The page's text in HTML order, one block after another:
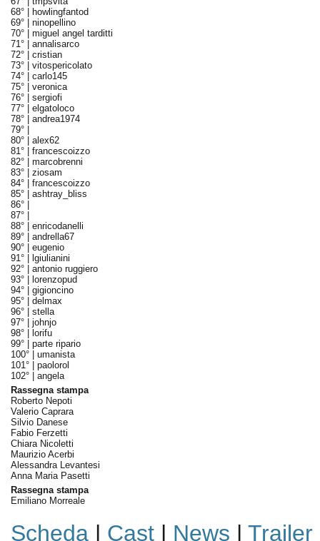
68° |
howlingfantod
69° | ninopellino
70° | miguel angel tarditti
71° | annalisarco
72° | cristian
73° | vitospericolato
74° | carlo145
75° | veronica
76° | sergiofi
77° | elgatoloco
78° | andrea1974
79° |
80° | alex62
81° | francescoizzo
82° | marcobrenni
83° | ziosam
84° | francescoizzo
85° | ashtray_bliss
86° |
87° |
88° | enricodanelli
89° | andrella67
90° | eugenio
91° |
lgiulianini
92° | antonio ruggiero
93° |
lorenzopud
94° | gigioncino
95° | delmax
96° | stella
97° | johnjo
98° |
lorifu
99° | parte ripario
100° | umanista
101° | paolorol
102° | angela
Rassegna stampa
Roberto Nepoti
Valerio Caprara
Silvio Danese
Fabio Ferzetti
Chiara Nicoletti
Maurizio Acerbi
Alessandra Levantesi
Anna Maria Pasetti
Rassegna stampa
Emiliano Morreale
Scheda| Cast| News | Trailer